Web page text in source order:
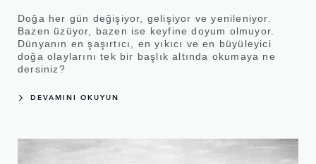
Doğa her gün değişiyor, gelişiyor ve yenileniyor.
Bazen üzüyor, bazen ise keyfine doyum olmuyor.
Dünyanın en şaşırtıcı, en yıkıcı ve en büyüleyici
doğa olaylarını tek bir başlık altında okumaya ne
dersiniz?
DEVAMINI OKUYUN